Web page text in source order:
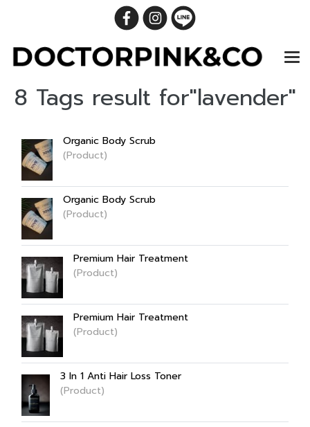
8 Tags result for"lavender"
Organic Body Scrub
(Product)
Organic Body Scrub
(Product)
Premium Hair Treatment
(Product)
Premium Hair Treatment
(Product)
3 In 1 Anti Hair Loss Toner
(Product)